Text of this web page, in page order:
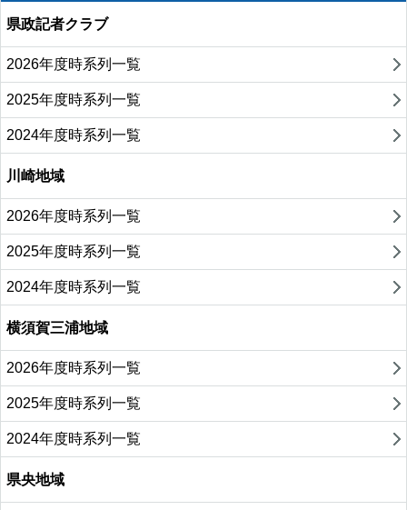
県政記者クラブ
2026年度時系列一覧
2025年度時系列一覧
2024年度時系列一覧
川崎地域
2026年度時系列一覧
2025年度時系列一覧
2024年度時系列一覧
横須賀三浦地域
2026年度時系列一覧
2025年度時系列一覧
2024年度時系列一覧
県央地域